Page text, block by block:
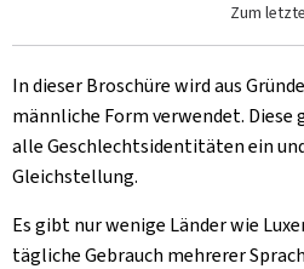
Zum
In dieser Broschüre wird aus
männliche Form verwendet.
alle Geschlechtsidentitäten ein
Gleichstellung.
Es gibt nur wenige Länder wie
tägliche Gebrauch mehrerer